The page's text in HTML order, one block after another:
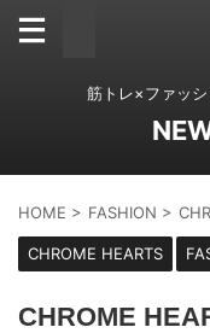
筋トレ×ファッ
HOME > FASHION >
CHROME HEARTS
CHROME